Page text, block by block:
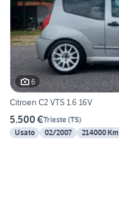
6
Citroen C2 VTS 1.6 16V
5.500 €Trieste(TS)
Usato
02/2007 214000 Km